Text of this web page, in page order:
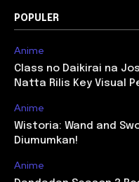
POPULER
Anime
Class no Daikirai na
Natta Rilis Key Visual
Anime
Wistoria: Wand and
Diumumkan!
Anime